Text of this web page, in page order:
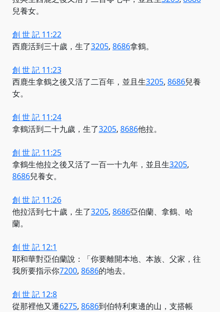
兒養女。
創 世 記 11:22
西鹿活到三十歲， 生了3205, 8686拿鶴。
創 世 記 11:23
西鹿生拿鶴之後又活了二百年， 並且生3205, 8686兒養
女。
創 世 記 11:24
拿鶴活到二十九歲， 生了3205, 8686他拉。
創 世 記 11:25
拿鶴生他拉之後又活了一百一十九年， 並且生3205,
8686兒養女。
創 世 記 11:26
他拉活到七十歲， 生了3205, 8686亞伯蘭、拿鶴、哈
蘭。
創 世 記 12:1
耶和華對亞伯蘭說：「你要離開本地、本族、父家，往
我所要指示你7200, 8686的地去。
創 世 記 12:8
從那裡他又遷6275, 8686到伯特利東邊的山，支搭帳